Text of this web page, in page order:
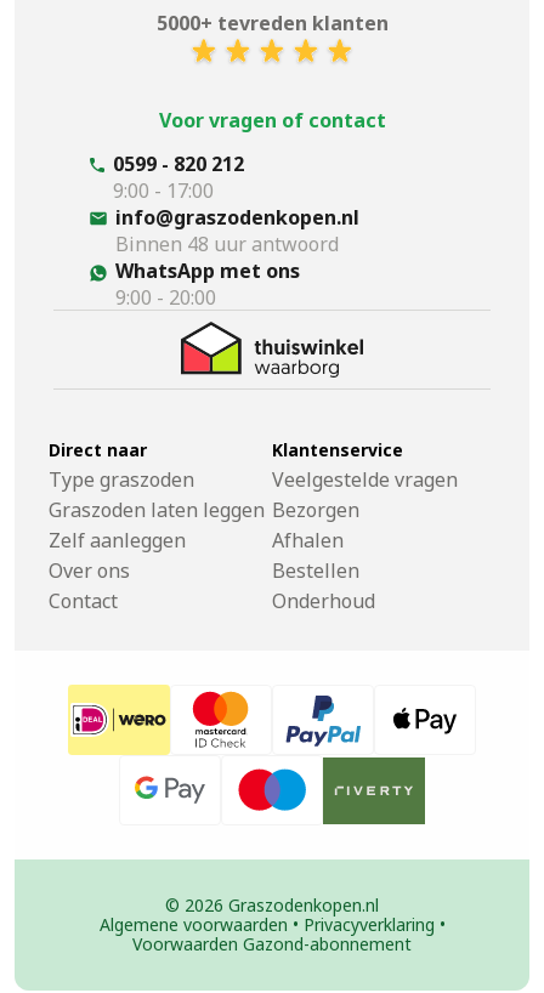
5000+ tevreden klanten
Voor vragen of contact
0599 - 820 212
9:00 - 17:00
info@graszodenkopen.nl
Binnen 48 uur antwoord
WhatsApp met ons
9:00 - 20:00
Direct naar
Type graszoden
Graszoden laten leggen
Zelf aanleggen
Over ons
Contact
Klantenservice
Veelgestelde vragen
Bezorgen
Afhalen
Bestellen
Onderhoud
© 2026 Graszodenkopen.nl
Algemene voorwaarden • Privacyverklaring •
Voorwaarden Gazond-abonnement